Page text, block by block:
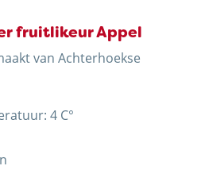
© Kaasboerderij Weenink
fruitlikeur Appel
van Achterhoekse
4 C°